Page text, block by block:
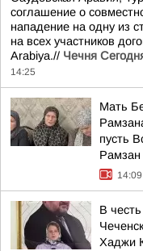
соглашение о
нападение на одну из
на всех участников
Arabiya.// Чечня
14:25
Мать
пусть
Рамзан
14:09
В
Хаджи